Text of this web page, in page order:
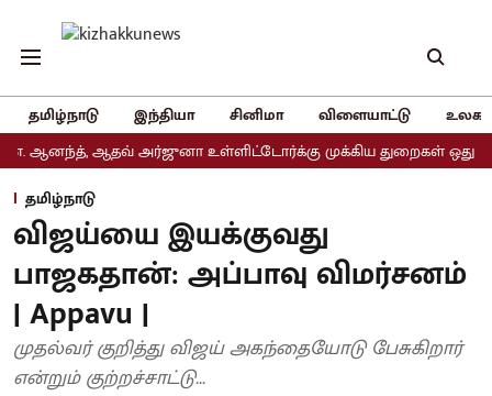
தமிழ்நாடு இந்தியா சினிமா விளையாட்டு
ஆதவ் அர்ஜுனா உள்ளிட்டோர்க்கு முக்கிய துறைகள் ஒதுக்கீடு
தமிழ்நாடு
விஜய்யை இயக்குவது
பாஜகதான்: அப்பாவு விமர்சனம்
| Appavu |
முதல்வர் குறித்து விஜய் அகந்தையோடு பேசுகிறார்
என்றும் குற்றச்சாட்டு...